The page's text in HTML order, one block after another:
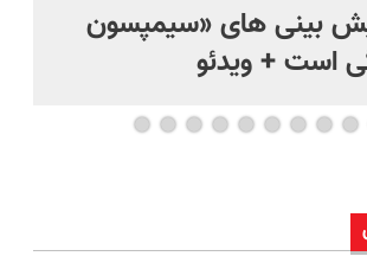
بینی های «سیمپسون
است + ویدئو